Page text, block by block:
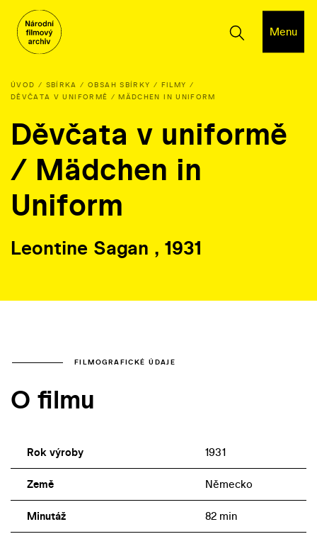
Menu
ÚVOD SBÍRKA OBSAH SBÍRKY
FILMY
DĚVČATA V UNIFORMĚ / MÄDCHEN IN UNIFORM
Děvčata v uniformě
/ Mädchen in
Uniform
Leontine Sagan , 1931
FILMOGRAFICKÉ ÚDAJE
O filmu
Rok výroby 1931
Země Německo
Minutáž 82 min